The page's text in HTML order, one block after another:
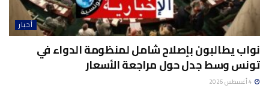
أخبار
نواب يطالبون بإصلاح شامل لمنظومة الدواء في
تونس وسط جدل حول مراجعة الأسعار